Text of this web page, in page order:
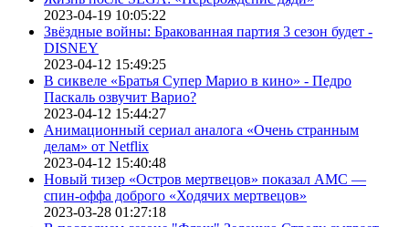
2023-04-19 10:05:22
Звёздные войны: Бракованная партия 3 сезон будет -
DISNEY
2023-04-12 15:49:25
В сиквеле «Братья Супер Марио в кино» - Педро
Паскаль озвучит Варио?
2023-04-12 15:44:27
Анимационный сериал аналога «Очень странным
делам» от Netflix
2023-04-12 15:40:48
Новый тизер «Остров мертвецов» показал АМС —
спин-оффа доброго «Ходячих мертвецов»
2023-03-28 01:27:18